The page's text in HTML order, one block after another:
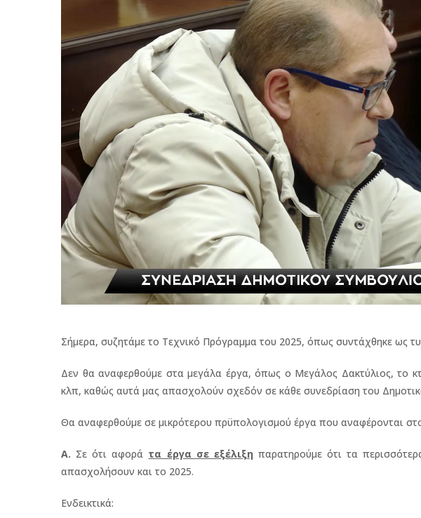
Σήμερα, συζητάμε το Τεχνικό Πρόγραμμα του 2025, όπως συντάχθηκε ως
Δεν θα αναφερθούμε στα μεγάλα έργα, όπως ο Μεγάλος Δακτύλιος, το
κλπ, καθώς αυτά μας απασχολούν σχεδόν σε κάθε συνεδρίαση του
Θα αναφερθούμε σε μικρότερου πρϋπολογισμού έργα που αναφέρονται
Α. Σε ότι αφορά τα έργα σε εξέλιξη παρατηρούμε ότι τα
απασχολήσουν και το 2025.
Ενδεικτικά: